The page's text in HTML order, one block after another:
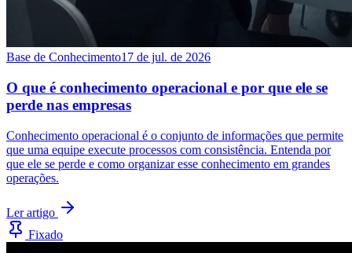
Base de Conhecimento17 de jul. de 2026
O que é conhecimento operacional e por que ele se
perde nas empresas
Conhecimento operacional é o conjunto de informações que permite
que uma equipe execute processos com consistência. Entenda por
que ele se perde e como organizar esse conhecimento em grandes
operações.
Ler artigo
Fixado